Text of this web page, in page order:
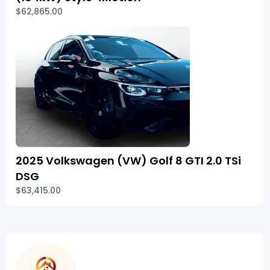
$62,865.00
2025 Volkswagen (VW) Golf 8 GTI 2.0 TSi
DSG
$63,415.00